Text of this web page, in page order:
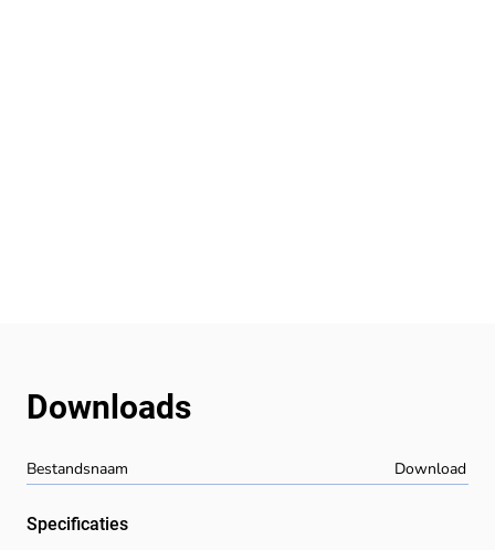
Bestandsnaam Download
Downloads
Specificaties